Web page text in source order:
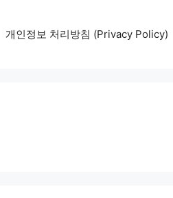
개인정보 처리방침 (Privacy Policy)